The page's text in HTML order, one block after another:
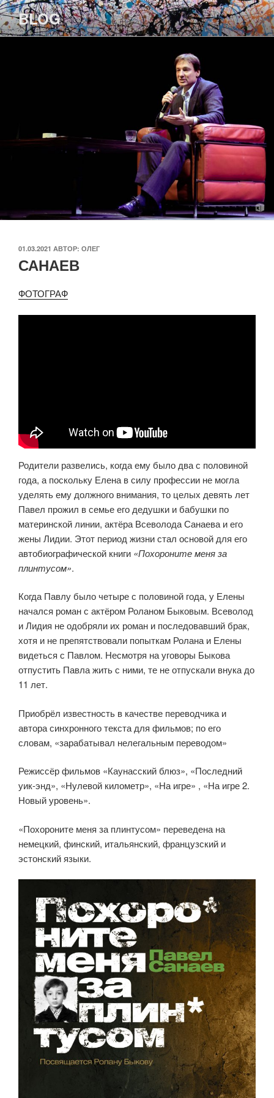
Перейти
к
содержимому
BLOG
ОПУБЛИКОВАНО
01.03.2021 АВТОР: ОЛЕГ
САНАЕВ
ФОТОГРАФ
Родители развелись, когда ему было два с половиной
года, а поскольку Елена в силу профессии не могла
уделять ему должного внимания, то целых девять лет
Павел прожил в семье его дедушки и бабушки по
материнской линии, актёра Всеволода Санаева и его
жены Лидии. Этот период жизни стал основой для его
автобиографической книги «Похороните меня за
плинтусом».
Когда Павлу было четыре с половиной года, у Елены
начался роман с актёром Роланом Быковым. Всеволод
и Лидия не одобряли их роман и последовавший брак,
хотя и не препятствовали попыткам Ролана и Елены
видеться с Павлом. Несмотря на уговоры Быкова
отпустить Павла жить с ними, те не отпускали внука до
11 лет.
Приобрёл известность в качестве переводчика и
автора синхронного текста для фильмов; по его
словам, «зарабатывал нелегальным переводом»
Режиссёр фильмов «Каунасский блюз», «Последний
уик-энд», «Нулевой километр», «На игре» , «На игре 2.
Новый уровень».
«Похороните меня за плинтусом» переведена на
немецкий, финский, итальянский, французский и
эстонский языки.